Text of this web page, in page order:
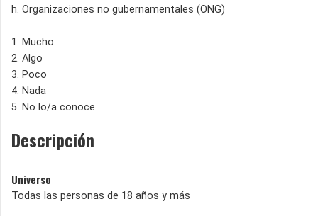
h. Organizaciones no gubernamentales (ONG)
1. Mucho
2. Algo
3. Poco
4. Nada
5. No lo/a conoce
Descripción
Universo
Todas las personas de 18 años y más